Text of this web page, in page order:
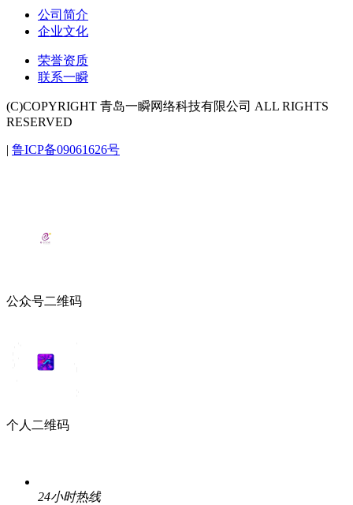
公司简介
企业文化
荣誉资质
联系一瞬
(C)COPYRIGHT 青岛一瞬网络科技有限公司 ALL RIGHTS
RESERVED
| 鲁ICP备09061626号
公众号二维码
个人二维码
24小时热线